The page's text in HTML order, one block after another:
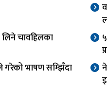
लिने चावहिलका
गरेको भाषण सम्झिँदा